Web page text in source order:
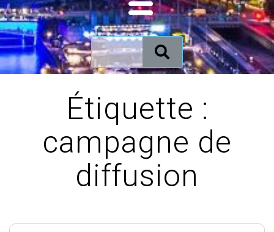
Étiquette :
campagne de
diffusion